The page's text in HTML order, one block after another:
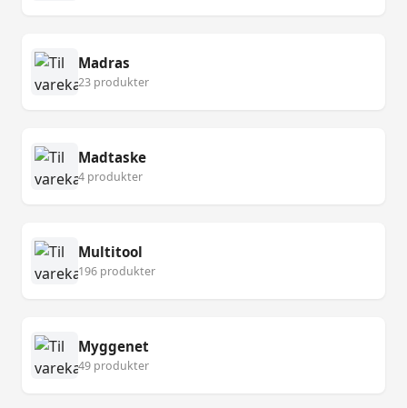
Madras
23 produkter
Madtaske
4 produkter
Multitool
196 produkter
Myggenet
49 produkter